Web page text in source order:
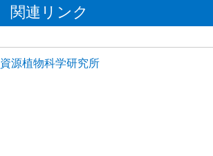
関連リンク
資源植物科学研究所